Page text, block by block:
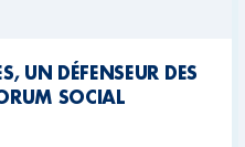
UN DÉFENSEUR DES
SOCIAL